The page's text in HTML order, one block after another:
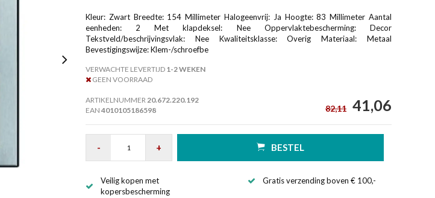
Kleur: Zwart Breedte: 154 Millimeter Halogeenvrij: Ja Hoogte: 83 Millimeter Aantal
eenheden: 2 Met klapdeksel: Nee Oppervlaktebescherming: Decor
Tekstveld/beschrijvingsvlak: Nee Kwaliteitsklasse: Overig Materiaal: Metaal
Bevestigingswijze: Klem-/schroefbe
VERWACHTE LEVERTIJD1-2 WEKEN
GEEN VOORRAAD
ARTIKELNUMMER 20.672.220.192
EAN 4010105186598 82,11 41,06
- + BESTEL
Veilig kopen met
kopersbescherming
Gratis verzending boven € 100,-